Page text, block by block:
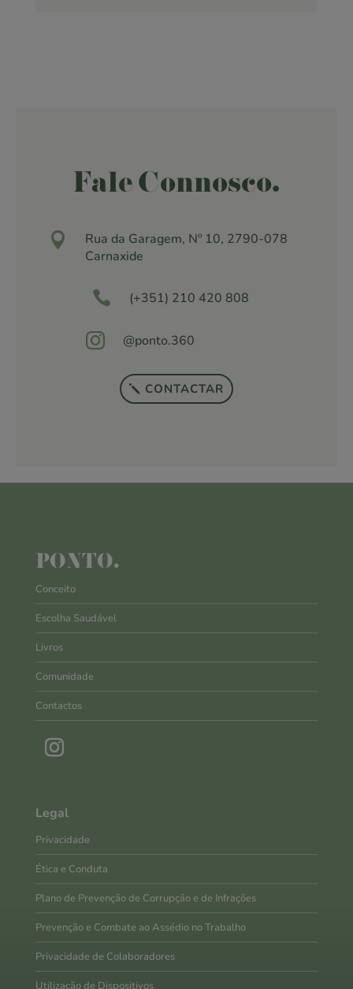
Fale Connosco.

Rua da Garagem, Nº 10, 2790-078
Carnaxide
 (+351) 210 420 808
 @ponto.360
CONTACTAR
PONTO.
Conceito
Escolha Saudável
Livros
Comunidade
Contactos
Legal
Privacidade
Ética e Conduta
Plano de Prevenção de Corrupção e de Infrações
Prevenção e Combate ao Assédio no Trabalho
Privacidade de Colaboradores
Utilização de Dispositivos